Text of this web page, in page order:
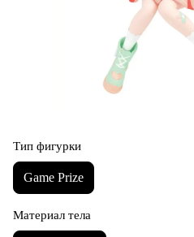
Тип фигурки
Game Prize
Материал тела